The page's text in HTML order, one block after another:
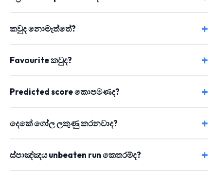
කවුද නොමැත්තේ?
Favourite කවුද?
Predicted score කොපමණද?
දෙකේ ගෝල ලකුණු කරනවාද?
ස්පාඤ්ඤය unbeaten run කෙතරම්ද?